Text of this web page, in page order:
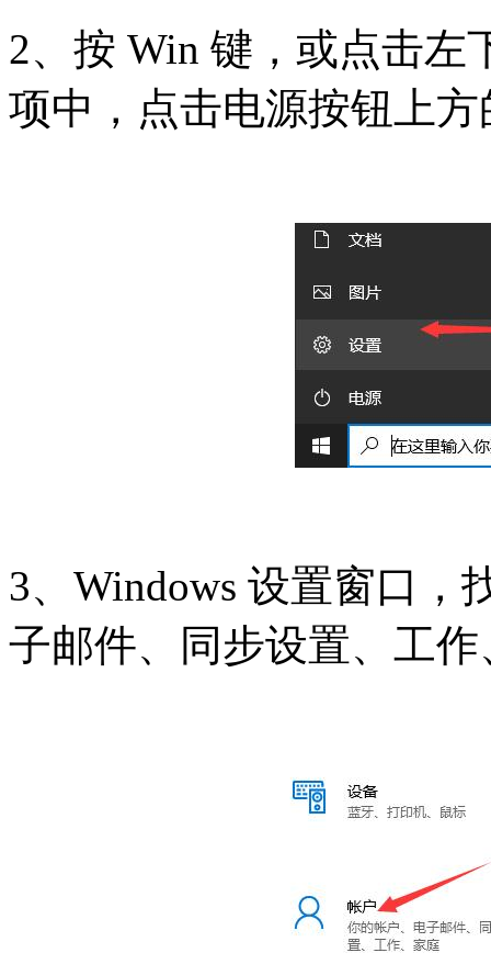
2、按 Win 键，或点击左
项中，点击电源按钮上
3、Windows 设置窗口，
子邮件、同步设置、工